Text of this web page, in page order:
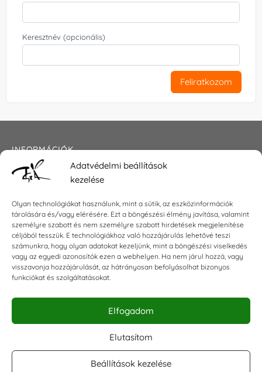
Adatvédelmi beállítások
kezelése
Olyan technológiákat használunk, mint a sütik, az eszközinformációk
tárolására és/vagy elérésére. Ezt a böngészési élmény javítása, valamint
személyre szabott és nem személyre szabott hirdetések megjelenítése
céljából tesszük. E technológiákhoz való hozzájárulás lehetővé teszi
számunkra, hogy olyan adatokat kezeljünk, mint a böngészési viselkedés
vagy az egyedi azonosítók ezen a webhelyen. Ha nem járul hozzá, vagy
visszavonja hozzájárulását, az hátrányosan befolyásolhat bizonyos
funkciókat és szolgáltatásokat.
Elfogadom
Elutasítom
Beállítások kezelése
Keresztnév (opcionális)
Feliratkozom
INFORMÁCIÓK
Általános szerződési feltételek
Impresszum
KAPCSOLAT
E-mail:shop@torokszilvi.com
Telefon: +36 30 6767872
KÖZÖSSÉGI